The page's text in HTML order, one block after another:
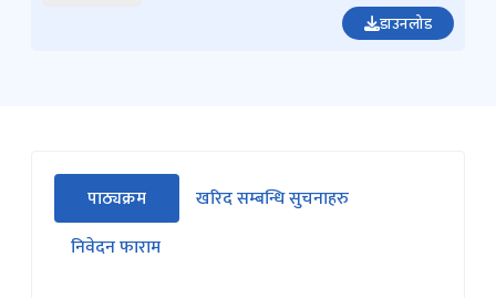
डाउनलोड
सीधा
पहिलो
ट्याबको
पाठ्यक्रम
(सक्रिय ट्याब)
खरिद सम्बन्धि सुचनाहरु
निवेदन फाराम